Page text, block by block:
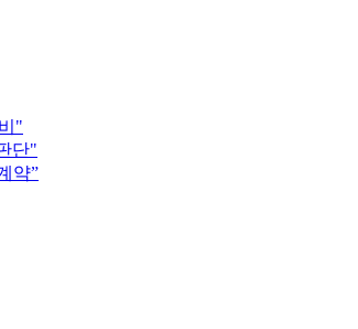
"
단"
약”